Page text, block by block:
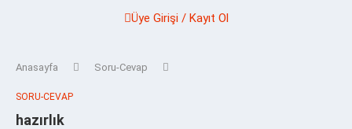
Üye Girişi / Kayıt Ol
Anasayfa Soru-Cevap
SORU-CEVAP
hazırlık